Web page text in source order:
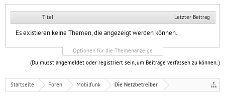
Titel Letzter Beitrag
Es existieren keine Themen, die angezeigt werden können.
Optionen für die Themenanzeige
(Du musst angemeldet oder registriert sein, um Beiträge verfassen zu können. )
Startseite Foren Mobilfunk Die Netzbetreiber